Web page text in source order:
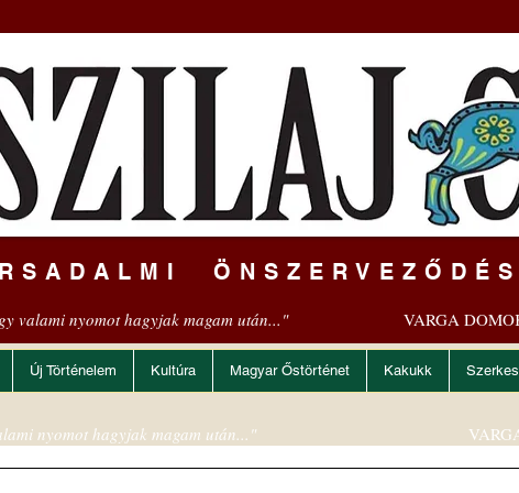
valami nyomot hagyjak magam után..." VARGA
Új Történelem Kultúra Magyar Őstörténet Kakukk
nyomot hagyjak magam után..."